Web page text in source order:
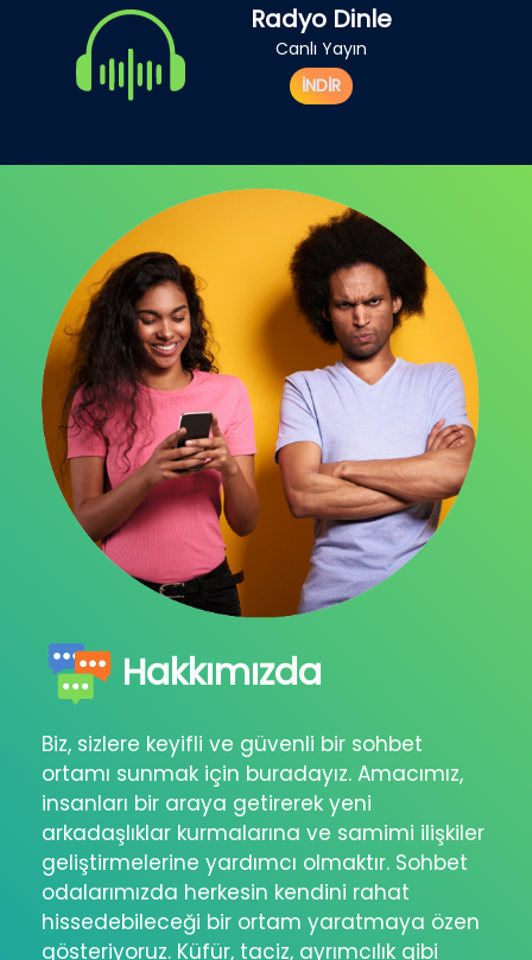
Radyo Dinle
Canlı Yayın
İNDİR
Hakkımızda
Biz, sizlere keyifli ve güvenli bir sohbet
ortamı sunmak için buradayız. Amacımız,
insanları bir araya getirerek yeni
arkadaşlıklar kurmalarına ve samimi ilişkiler
geliştirmelerine yardımcı olmaktır. Sohbet
odalarımızda herkesin kendini rahat
hissedebileceği bir ortam yaratmaya özen
gösteriyoruz. Küfür, taciz, ayrımcılık gibi